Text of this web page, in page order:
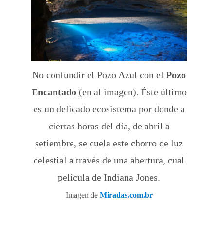
No confundir el Pozo Azul con el Pozo
Encantado(en al imagen). Éste último
es un delicado ecosistema por donde a
ciertas horas del día, de abril a
setiembre, se cuela este chorro de luz
celestial a través de una abertura, cual
película de Indiana Jones.
Imagen de Miradas.com.br